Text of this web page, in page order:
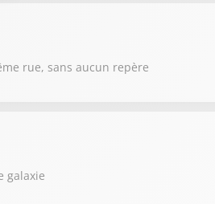
rue, sans aucun repère
galaxie